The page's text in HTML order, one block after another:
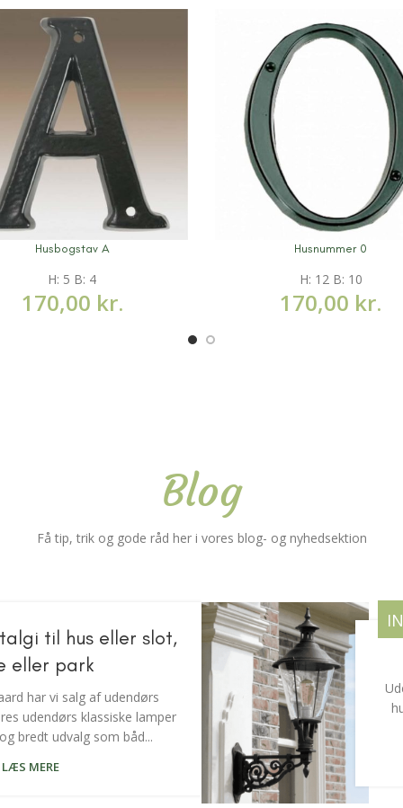
Husbogstav A
H: 5 B: 4
170,00 kr.
Husnummer 0
H: 12 B: 10
170,00 kr.
Blog
Få tip, trik og gode råd her i vores blog- og nyhedsektion
til hus eller slot,
eller park
har vi salg af udendørs
udendørs klassiske lamper
bredt udvalg som båd...
LÆS MERE